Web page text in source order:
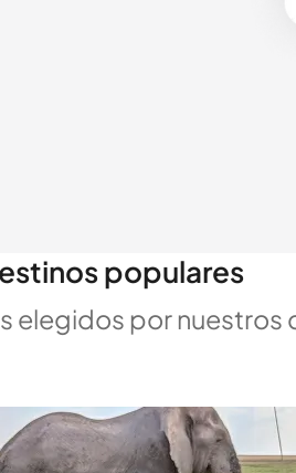
populares
elegidos por nuestros